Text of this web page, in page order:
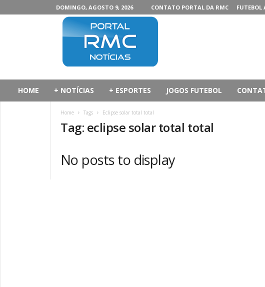
DOMINGO, AGOSTO 9, 2026 CONTATO PORTAL DA RMC FUTEBOL
HOME + NOTÍCIAS + ESPORTES JOGOS FUTEBOL
Home Tags Eclipse solar total total
Tag: eclipse solar total total
No posts to display